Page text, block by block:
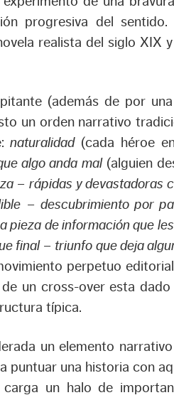
progresiva del
realista del siglo XIX y
(además de por
un orden narrativo
naturalidad(cada héroe
algo anda mal(alguien
– rápidas y devastadoras
– descubrimiento por
pieza de información que
final– triunfo que deja
perpetuo
un cross-over esta
típica.
un elemento
puntuar una historia con
un halo de